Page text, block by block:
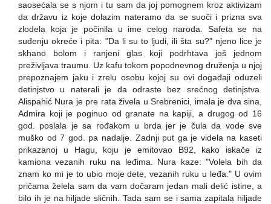
saosećala se s njom i tu sam da joj pomognem kroz aktivizam
da državu iz koje dolazim nateramo da se suoči i prizna sva
zlodela koja je počinila u ime celog naroda. Safeta se na
suđenju okreće i pita: "Da li su to ljudi, ili šta su?" njeno lice je
skhano bolom i ranjeni glas koji podrhtava još jednom
preživljava traumu. Uz kafu tokom popodnevnog druženja u njoj
prepoznajem jaku i zrelu osobu kojoj su ovi događaji oduzeli
detinjstvo u naterali je da odraste bez srećnog detinjstva.
Alispahić Nura je pre rata živela u Srebrenici, imala je dva sina,
Admira koji je poginuo od granate na kapiji, a drugog od 16
god. poslala je sa rođakom u brda jer je čula da vode sve
muško od 7 god. pa nadalje. Zadnji put ga je videla na kaseti
prikazanoj u Hagu, koju je emitovao B92, kako iskače iz
kamiona vezanih ruku na leđima. Nura kaze: "Volela bih da
znam ko mi je to ubio moje dete, vezanih ruku u leđa." U ovim
pričama želela sam da vam dočaram jedan mali delić istine, a
bilo ih je na hiljade sličnih. Tada sam se i sama zapitala hiljade